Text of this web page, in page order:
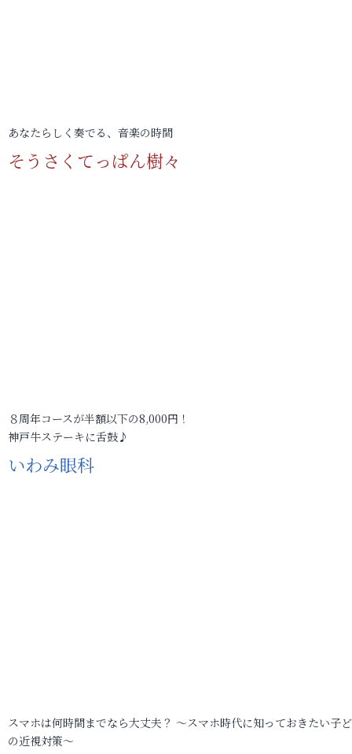
あなたらしく奏でる、音楽の時間
そうさくてっぱん樹々
８周年コースが半額以下の8,000円！
神戸牛ステーキに舌鼓♪
いわみ眼科
スマホは何時間までなら大丈夫？ ～スマホ時代に知っておきたい子
の近視対策～